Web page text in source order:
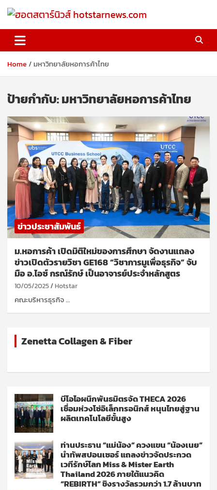
ฮอตสตาร์นิวส์ hotstarnews.com
Home มหาวิทยาลัยหอการค้าไทย
ป้ายกำกับ:มหาวิทยาลัยหอการค้าไทย
ข่าวประชาสัมพันธ์
ม.หอการค้า เปิดมิติใหม่ของการศึกษา จัดงานแถลง
ข่าวเปิดตัวรายวิชา GE168 “วิชาการมูเพื่อธุรกิจ” จับ
มือ อ.ไอซ์ กรณ์รักษ์ เป็นอาจารย์ประจำหลักสูตร
10/05/2025 Hotstar
คณะบริหารธุรกิจ …
Zenetta Collagen & Fiber
บีโอไอผนึกพันธมิตรจัด THECA 2026
เชื่อมห่วงโซ่อิเล็กทรอนิกส์ หนุนไทยสู่ฐาน
ผลิตเทคโนโลยีขั้นสูง
ท่านประธาน “แม่น้อง” ควงแขน “น้องเนย”
นำทัพสปอนเซอร์ แถลงข่าวจัดประกวด
เวทีรักษ์โลก Miss & Mister Earth
Thailand 2026 ภายใต้แนวคิด
“REBIRTH” ชิงรางวัลรวมกว่า 1.7 ล้านบาท